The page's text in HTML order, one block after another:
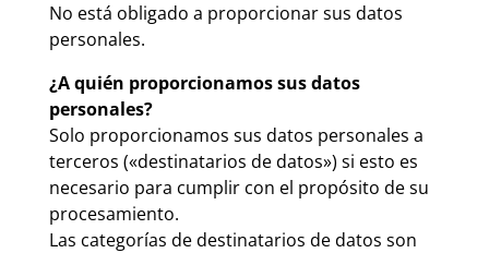
No está obligado a proporcionar sus datos
personales.
¿A quién proporcionamos sus datos
personales?
Solo proporcionamos sus datos personales a
terceros («destinatarios de datos») si esto es
necesario para cumplir con el propósito de su
procesamiento.
Las categorías de destinatarios de datos son